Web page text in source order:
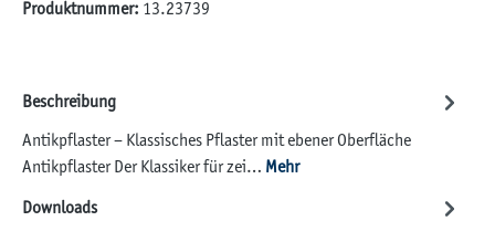
Produktnummer: 13.23739
Beschreibung
Antikpflaster – Klassisches Pflaster mit ebener Oberfläche
Antikpflaster Der Klassiker für zei… Mehr
Downloads